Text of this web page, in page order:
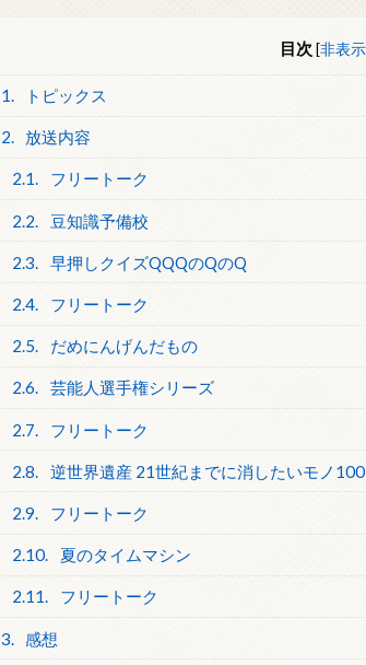
目次 [非表示
1. トピックス
2. 放送内容
2.1. フリートーク
2.2. 豆知識予備校
2.3. 早押しクイズQQQのQのQ
2.4. フリートーク
2.5. だめにんげんだもの
2.6. 芸能人選手権シリーズ
2.7. フリートーク
2.8. 逆世界遺産 21世紀までに消したいモノ100
2.9. フリートーク
2.10. 夏のタイムマシン
2.11. フリートーク
3. 感想